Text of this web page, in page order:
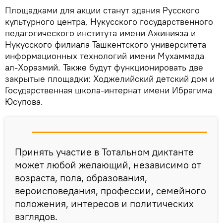
Площадками для акции станут здания Русского
культурного центра, Нукусского государственного
педагогического института имени Ажинияза и
Нукусского филиала Ташкентского университета
информационных технологий имени Мухаммада
ал-Хоразмий. Также будут функционировать две
закрытые площадки: Ходжелийский детский дом и
Государственная школа-интернат имени Ибрагима
Юсупова.
Принять участие в Тотальном диктанте
может любой желающий, независимо от
возраста, пола, образования,
вероисповедания, профессии, семейного
положения, интересов и политических
взглядов.